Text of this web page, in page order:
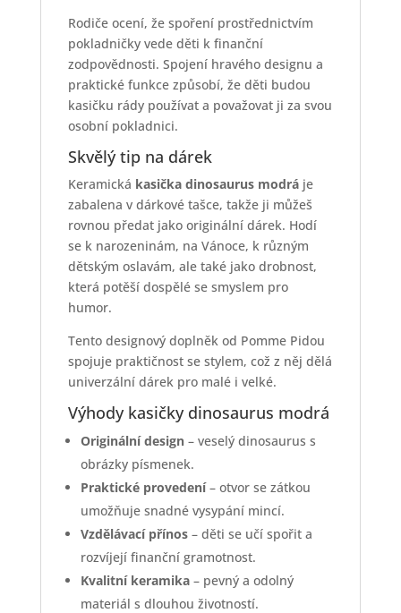
Rodiče ocení, že spoření prostřednictvím
pokladničky vede děti k finanční
zodpovědnosti. Spojení hravého designu a
praktické funkce způsobí, že děti budou
kasičku rády používat a považovat ji za svou
osobní pokladnici.
Skvělý tip na dárek
Keramická kasička dinosaurus modráje
zabalena v dárkové tašce, takže ji můžeš
rovnou předat jako originální dárek. Hodí
se k narozeninám, na Vánoce, k různým
dětským oslavám, ale také jako drobnost,
která potěší dospělé se smyslem pro
humor.
Tento designový doplněk od Pomme Pidou
spojuje praktičnost se stylem, což z něj dělá
univerzální dárek pro malé i velké.
Výhody kasičky dinosaurus modrá
Originální design– veselý dinosaurus s
obrázky písmenek.
Praktické provedení– otvor se zátkou
umožňuje snadné vysypání mincí.
Vzdělávací přínos– děti se učí spořit a
rozvíjejí finanční gramotnost.
Kvalitní keramika– pevný a odolný
materiál s dlouhou životností.